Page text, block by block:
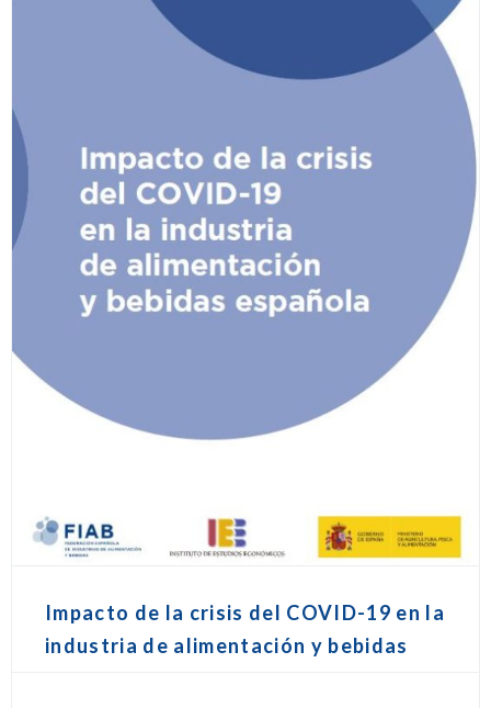
Impacto de la crisis del COVID-19 en la
industria de alimentación y bebidas